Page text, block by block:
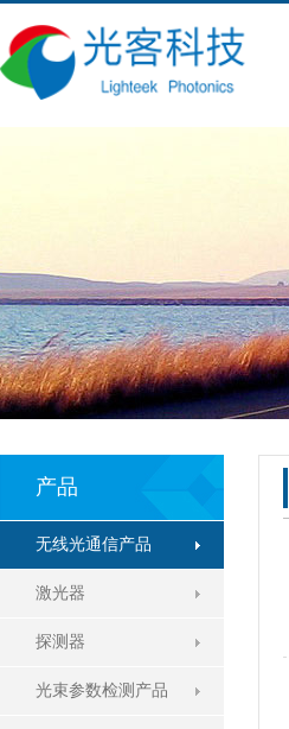
产品
无线光通信产品
激光器
探测器
光束参数检测产品